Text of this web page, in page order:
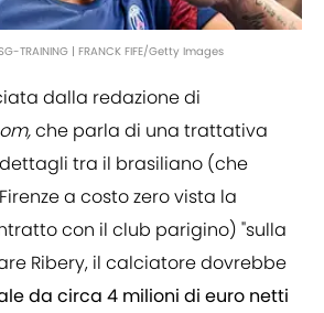
TRAINING | FRANCK FIFE/Getty Images
dalla redazione di
che parla di una trattativa
tra il brasiliano (che
a costo zero vista la
con il club parigino) "sulla
Ribery, il calciatore dovrebbe
da circa 4 milioni di euro netti